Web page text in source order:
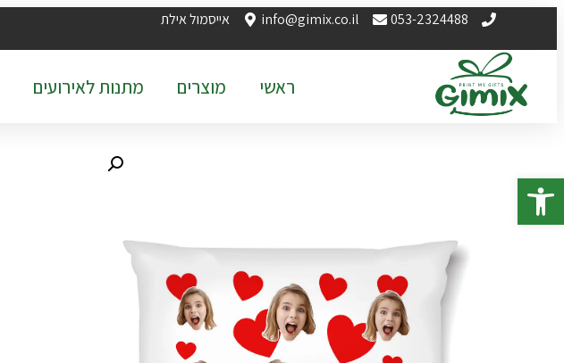
פתח סרגל נגישות
053-2324488
info@gimix.co.il אייסמול אילת
ראשי מוצרים מתנות לאירועים